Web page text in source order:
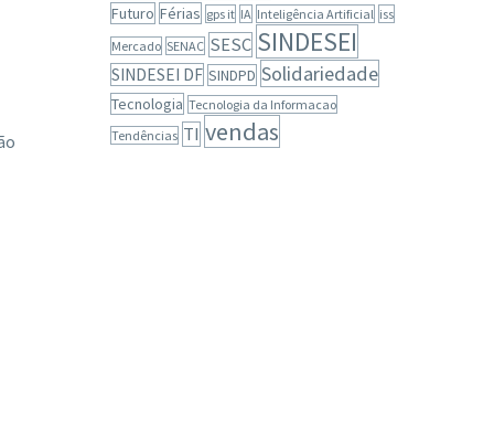
Futuro Férias gps it IA Inteligência Artificial iss
Mercado SENAC SESC SINDESEI
SINDESEI DF SINDPD Solidariedade
Tecnologia Tecnologia da Informacao
Tendências TI vendas